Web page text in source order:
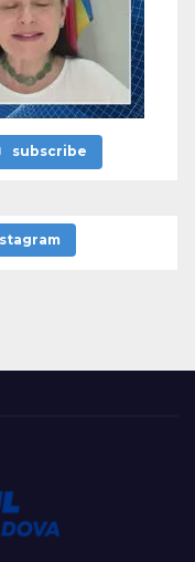
subscribe